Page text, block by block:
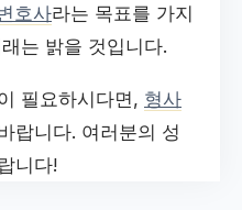
호사라는 목표를 가지
는 밝을 것입니다.
필요하시다면, 형사
랍니다. 여러분의 성
니다!